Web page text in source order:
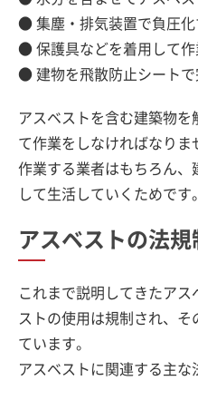
● 集塵・排気装置で負圧
● 保護具などを着用して作
● 建物を飛散防止シートで
アスベストを含む建築物
て作業をしなければなりま
作業する業者はもちろん
して生活していくためです。
アスベストの法
これまで説明してきたア
ストの使用は規制され、
ています。
アスベストに関連する主な